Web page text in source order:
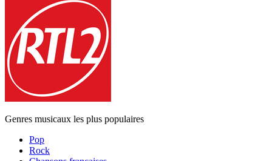
Genres musicaux les plus populaires
Pop
Rock